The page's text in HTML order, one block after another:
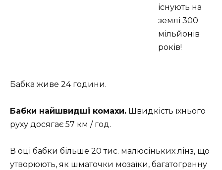
існують на
землі 300
мільйонів
років!
Бабка живе 24 години.
Бабки найшвидші комахи. Швидкість їхнього
руху досягає 57 км / год.
В оці бабки більше 20 тис. малюсіньких лінз, що
утворюють, як шматочки мозаїки, багатогранну